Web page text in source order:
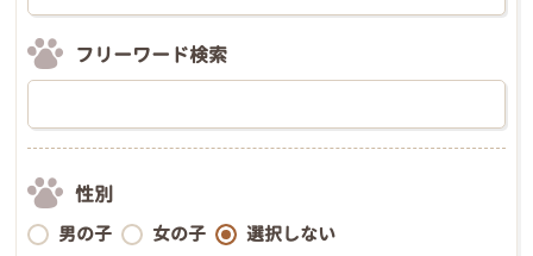
フリーワード検索
性別
男の子 女の子 選択しない